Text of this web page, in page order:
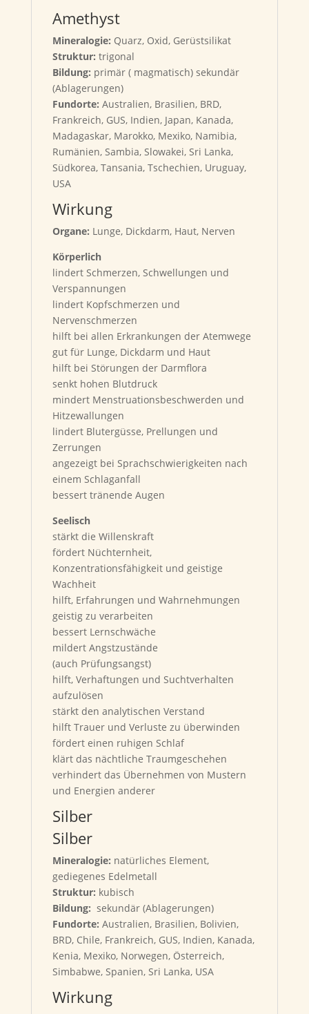
Amethyst
Mineralogie: Quarz, Oxid, Gerüstsilikat
Struktur: trigonal
Bildung: primär ( magmatisch) sekundär
(Ablagerungen)
Fundorte: Australien, Brasilien, BRD,
Frankreich, GUS, Indien, Japan, Kanada,
Madagaskar, Marokko, Mexiko, Namibia,
Rumänien, Sambia, Slowakei, Sri Lanka,
Südkorea, Tansania, Tschechien, Uruguay,
USA
Wirkung
Organe: Lunge, Dickdarm, Haut, Nerven
Körperlich
lindert Schmerzen, Schwellungen und
Verspannungen
lindert Kopfschmerzen und
Nervenschmerzen
hilft bei allen Erkrankungen der Atemwege
gut für Lunge, Dickdarm und Haut
hilft bei Störungen der Darmflora
senkt hohen Blutdruck
mindert Menstruationsbeschwerden und
Hitzewallungen
lindert Blutergüsse, Prellungen und
Zerrungen
angezeigt bei Sprachschwierigkeiten nach
einem Schlaganfall
bessert tränende Augen
Seelisch
stärkt die Willenskraft
fördert Nüchternheit,
Konzentrationsfähigkeit und geistige
Wachheit
hilft, Erfahrungen und Wahrnehmungen
geistig zu verarbeiten
bessert Lernschwäche
mildert Angstzustände
(auch Prüfungsangst)
hilft, Verhaftungen und Suchtverhalten
aufzulösen
stärkt den analytischen Verstand
hilft Trauer und Verluste zu überwinden
fördert einen ruhigen Schlaf
klärt das nächtliche Traumgeschehen
verhindert das Übernehmen von Mustern
und Energien anderer
Silber
Silber
Mineralogie: natürliches Element,
gediegenes Edelmetall
Struktur: kubisch
Bildung: sekundär (Ablagerungen)
Fundorte: Australien, Brasilien, Bolivien,
BRD, Chile, Frankreich, GUS, Indien, Kanada,
Kenia, Mexiko, Norwegen, Österreich,
Simbabwe, Spanien, Sri Lanka, USA
Wirkung